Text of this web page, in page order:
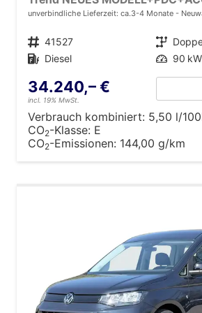
unverbindliche Lieferzeit: ca.3-4 Monate
Fahrzeugnr. 41527 Getriebe
Kraftstoff Diesel Leistung 90
34.240,– €
incl. 19% MwSt.
Verbrauch kombiniert: 5,50 l/
CO2-Klasse: E
CO2-Emissionen: 144,00 g/km